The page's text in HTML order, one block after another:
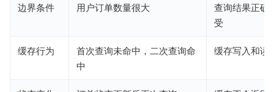
边界条件 用户订单数量很大
查询结果正确
受
缓存行为
首次查询未命中，二次查询命
中
缓存写入和读